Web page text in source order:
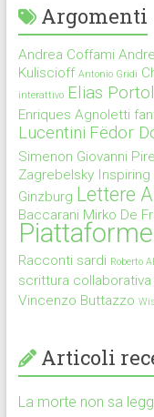
Argomenti
Andrea Coffami
Kuliscioff Antonio Gridi
interattivo Elias
Enriques Agnoletti
Lucentini Fëdor
Simenon Giovanni
Zagrebelsky Inspiring
Ginzburg Lettere
Baccarani Mirko De
Piattaforme
Racconti sardi Roberto
scrittura collaborativa
Vincenzo Buttazzo
Articoli
La morte non sa